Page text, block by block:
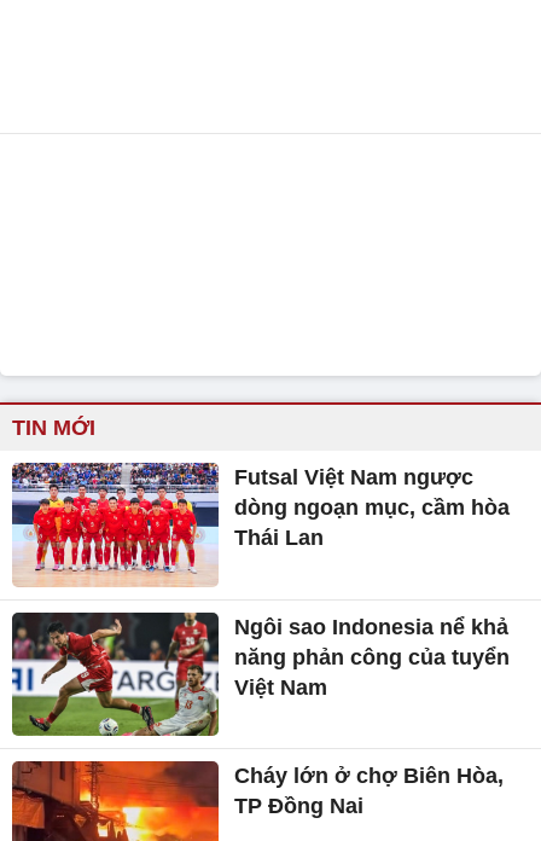
TIN MỚI
Futsal Việt Nam ngược
dòng ngoạn mục, cầm hòa
Thái Lan
Ngôi sao Indonesia nể khả
năng phản công của tuyển
Việt Nam
Cháy lớn ở chợ Biên Hòa,
TP Đồng Nai